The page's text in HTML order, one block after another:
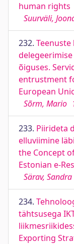
human rights
Suurväli,
232.
õiguses.
entrustment
European
Sõrm, Mario
233. Piirideta
elluviimine
the Concept
Estonian e-
Särav, Sandra
234.
tähtsusega
Exporting